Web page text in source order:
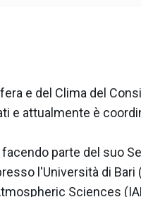
e del Clima del
e attualmente è
parte del suo
l'Università di Bari
Sciences